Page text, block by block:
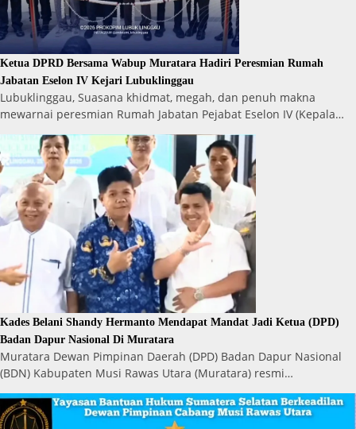
Ketua DPRD Bersama Wabup Muratara Hadiri Peresmian Rumah
Jabatan Eselon IV Kejari Lubuklinggau
Lubuklinggau, Suasana khidmat, megah, dan penuh makna
mewarnai peresmian Rumah Jabatan Pejabat Eselon IV (Kepala…
Kades Belani Shandy Hermanto Mendapat Mandat Jadi Ketua (DPD)
Badan Dapur Nasional Di Muratara
Muratara Dewan Pimpinan Daerah (DPD) Badan Dapur Nasional
(BDN) Kabupaten Musi Rawas Utara (Muratara) resmi…